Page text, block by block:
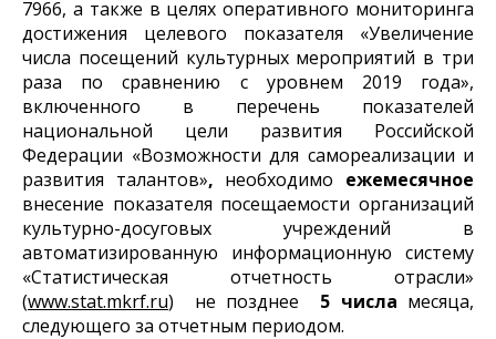
7966, а также в целях оперативного мониторинга
достижения целевого показателя «Увеличение
числа посещений культурных мероприятий в три
раза по сравнению с уровнем 2019 года»,
включенного в перечень показателей
национальной цели развития Российской
Федерации «Возможности для самореализации и
развития талантов», необходимо ежемесячное
внесение показателя посещаемости организаций
культурно-досуговых учреждений в
автоматизированную информационную систему
«Статистическая отчетность отрасли»
(www.stat.mkrf.ru) не позднее 5 числа месяца,
следующего за отчетным периодом.